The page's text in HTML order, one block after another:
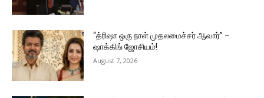
“த்ரிஷா ஒரு நாள் முதலமைச்சர் ஆவார்” –
ஷாக்கிங் ஜோசியம்!
August 7, 2026